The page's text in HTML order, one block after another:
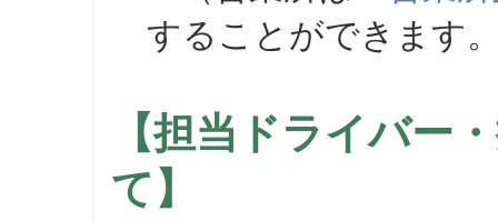
することができます
【担当ドライバー
て】